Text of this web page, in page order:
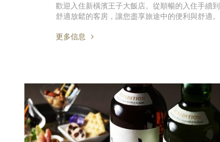
歡迎入住新橫濱王子大飯店。從順暢的入住手續到
舒適放鬆的客房，讓您盡享旅途中的便利與舒適。
更多信息